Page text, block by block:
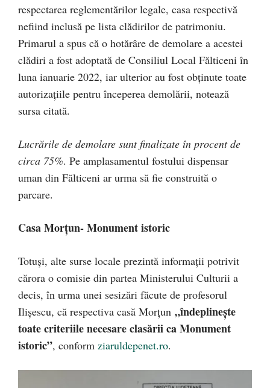
respectarea reglementărilor legale, casa respectivă
nefiind inclusă pe lista clădirilor de patrimoniu.
Primarul a spus că o hotărâre de demolare a acestei
clădiri a fost adoptată de Consiliul Local Fălticeni în
luna ianuarie 2022, iar ulterior au fost obținute toate
autorizațiile pentru începerea demolării, notează
sursa citată.
Lucrările de demolare sunt finalizate în procent de
circa 75%. Pe amplasamentul fostului dispensar
uman din Fălticeni ar urma să fie construită o
parcare.
Casa Morțun- Monument istoric
Totuși, alte surse locale prezintă informații potrivit
cărora o comisie din partea Ministerului Culturii a
decis, în urma unei sesizări făcute de profesorul
Ilișescu, că respectiva casă Morțun „îndeplinește
toate criteriile necesare clasării ca Monument
istoric”, conform ziaruldepenet.ro.